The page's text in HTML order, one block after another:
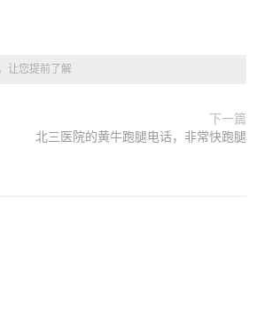
让您提前了解
下一篇
北三医院的黄牛跑腿电话，非常快跑腿